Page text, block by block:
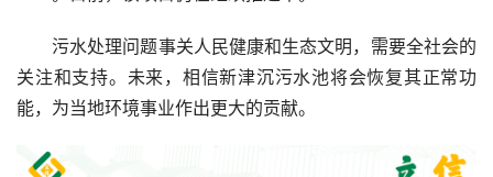
污水处理问题事关人民健康和生态文明，需要全社会的
关注和支持。未来，相信新津沉污水池将会恢复其正常功
能，为当地环境事业作出更大的贡献。